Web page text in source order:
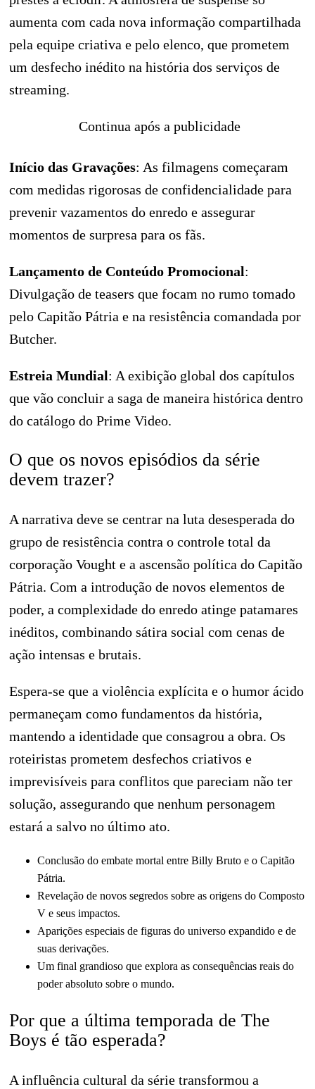
aumenta com cada nova informação compartilhada
pela equipe criativa e pelo elenco, que prometem
um desfecho inédito na história dos serviços de
streaming.
Continua após a publicidade
Início das Gravações: As filmagens começaram
com medidas rigorosas de confidencialidade para
prevenir vazamentos do enredo e assegurar
momentos de surpresa para os fãs.
Lançamento de Conteúdo Promocional:
Divulgação de teasers que focam no rumo tomado
pelo Capitão Pátria e na resistência comandada por
Butcher.
Estreia Mundial: A exibição global dos capítulos
que vão concluir a saga de maneira histórica dentro
do catálogo do Prime Video.
O que os novos episódios da série
devem trazer?
A narrativa deve se centrar na luta desesperada do
grupo de resistência contra o controle total da
corporação Vought e a ascensão política do Capitão
Pátria. Com a introdução de novos elementos de
poder, a complexidade do enredo atinge patamares
inéditos, combinando sátira social com cenas de
ação intensas e brutais.
Espera-se que a violência explícita e o humor ácido
permaneçam como fundamentos da história,
mantendo a identidade que consagrou a obra. Os
roteiristas prometem desfechos criativos e
imprevisíveis para conflitos que pareciam não ter
solução, assegurando que nenhum personagem
estará a salvo no último ato.
Conclusão do embate mortal entre Billy Bruto e o Capitão
Pátria.
Revelação de novos segredos sobre as origens do Composto
V e seus impactos.
Aparições especiais de figuras do universo expandido e de
suas derivações.
Um final grandioso que explora as consequências reais do
poder absoluto sobre o mundo.
Por que a última temporada de The
Boys é tão esperada?
A influência cultural da série transformou a